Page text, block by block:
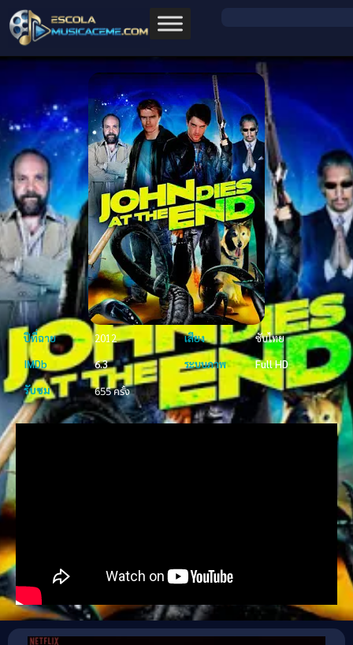
ปีที่ฉาย 2012 เสียง
ซับไทย
IMDb
6.3 ระบบภาพ
Full HD
รับชม
655 ครั้ง